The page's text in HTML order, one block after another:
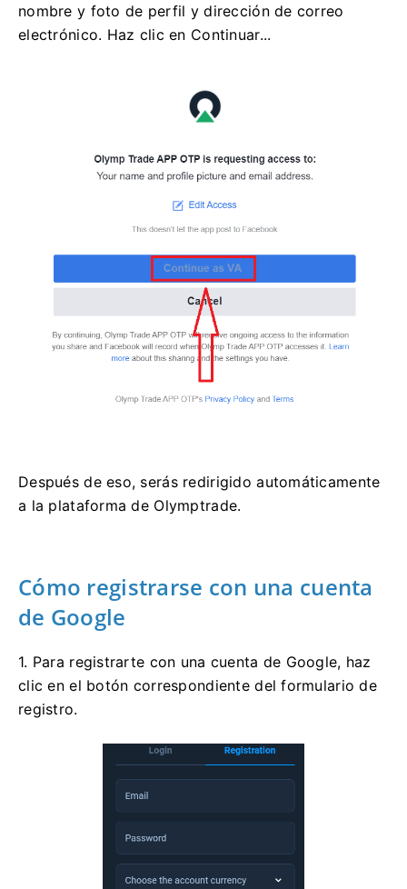
nombre y foto de perfil y dirección de correo
electrónico. Haz clic en Continuar...
Después de eso, serás redirigido automáticamente
a la plataforma de Olymptrade.
Cómo registrarse con una cuenta
de Google
1. Para registrarte con una cuenta de Google, haz
clic en el botón correspondiente del formulario de
registro.